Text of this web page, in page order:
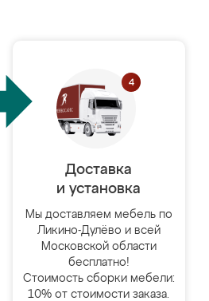
Доставка
и установка
Мы доставляем мебель по
Ликино-Дулёво и всей
Московской области
бесплатно!
Стоимость сборки мебели:
10% от стоимости заказа.